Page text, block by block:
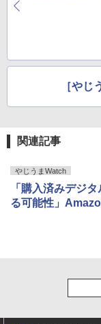
［やじ
関連記事
やじうまWatch
「購入済みデジ
る可能性」